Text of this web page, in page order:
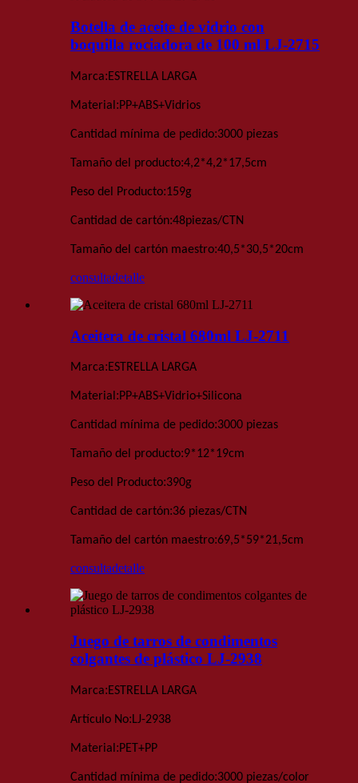
Botella de aceite de vidrio con
boquilla rociadora de 100 ml LJ-2715
Marca:ESTRELLA LARGA
Material :PP+ABS+Vidrios
Cantidad mínima de pedido:3000 piezas
Tamaño del producto:4,2*4,2*17,5cm
Peso del Producto:159g
Cantidad de cartón:48piezas/CTN
Tamaño del cartón maestro:40,5*30,5*20cm
consultadetalle
Aceitera de cristal 680ml LJ-2711
Marca:ESTRELLA LARGA
Material:PP+ABS+Vidrio+Silicona
Cantidad mínima de pedido:3000 piezas
Tamaño del producto:9*12*19cm
Peso del Producto:390g
Cantidad de cartón:36 piezas/CTN
Tamaño del cartón maestro:69,5*59*21,5cm
consultadetalle
Juego de tarros de condimentos
colgantes de plástico LJ-2938
Marca:ESTRELLA LARGA
Artículo No:LJ-2938
Material :PET+PP
Cantidad mínima de pedido:3000 piezas/color